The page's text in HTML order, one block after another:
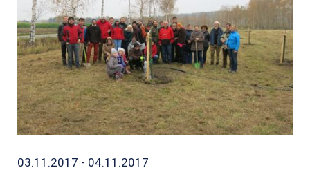
03.11.2017 - 04.11.2017